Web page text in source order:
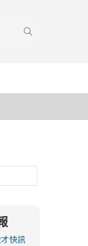
快訊